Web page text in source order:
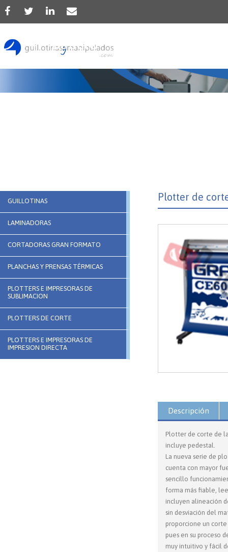
Producto
GUILLOTINAS
LAMINADORAS
CORTADORAS GRAN FORMATO
PLANCHAS Y PRENSAS TÉRMICAS
PLOTTERS E IMPRESORAS DE
SUBLIMACION
PLOTTERS DE CORTE
PLOTTERS E IMPRESORAS DE
IMPRESION DIRECTA
Plotter de
Descripción
Plotter de corte de
incluye pedestal.
La nueva serie de
cuenta con mayor
sencillo
forma más fiable,
incluyen alineación
sin desviación del
proporcione un corte
pues en su proceso
muy intuitivo y fácil